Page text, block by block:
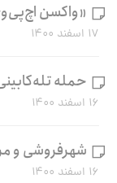
«واکسن
۱۷ اسفند ۱۴۰۰
حمله
۱۶ اسفند ۱۴۰۰
شهرفروشی و
۱۶ اسفند ۱۴۰۰